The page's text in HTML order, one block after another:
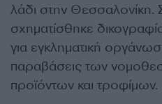
λάδι στην Θεσσαλονίκη.
σχηματίσθηκε
για εγκληματική
παραβάσεις των
προϊόντων και τροφίμων.